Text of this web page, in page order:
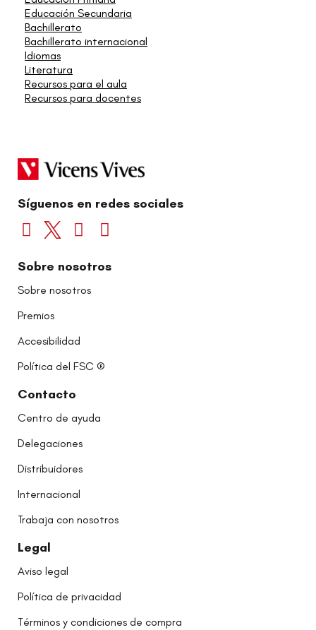
Educación Secundaria
Bachillerato
Bachillerato internacional
Idiomas
Literatura
Recursos para el aula
Recursos para docentes
Síguenos en redes sociales
Sobre nosotros
Sobre nosotros
Premios
Accesibilidad
Política del FSC ®
Contacto
Centro de ayuda
Delegaciones
Distribuidores
Internacional
Trabaja con nosotros
Legal
Aviso legal
Política de privacidad
Términos y condiciones de compra